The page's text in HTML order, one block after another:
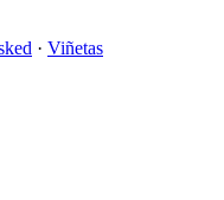
· Viñetas